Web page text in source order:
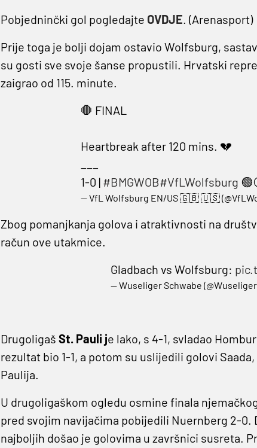
Pobjedninčki gol pogledajte OVDJE. (Arenasport)
Prije toga je bolji dojam ostavio Wolfsburg,
su gosti sve svoje šanse propustili. Hrvatski
zaigrao od 115. minute.
🛑 FINAL
Heartbreak after 120 mins. 💔
1-0 | #BMGWOB#VfLWolfsburg
— VfL Wolfsburg EN/US 🇬🇧 🇺🇸
Zbog pomanjkanja golova i atraktivnosti na
račun ove utakmice.
Gladbach vs Wolfsburg:
— Wuseliger Schwabe
Drugoligaš St. Pauli je lako, s 4-1, svladao
rezultat bio 1-1, a potom su uslijedili golovi
Paulija.
U drugoligaškom ogledu osmine finala
pred svojim navijačima pobijedili Nuernberg 2-0.
najboljih došao je golovima u završnici susreta.